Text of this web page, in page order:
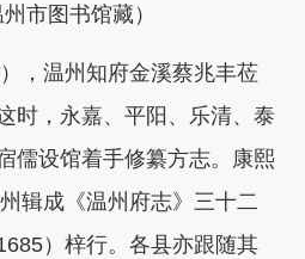
州市图书馆藏）
，温州知府金溪蔡兆丰莅
时，永嘉、平阳、乐清、泰
儒设馆着手修纂方志。康熙
辑成《温州府志》三十二
）梓行。 各县亦跟随其